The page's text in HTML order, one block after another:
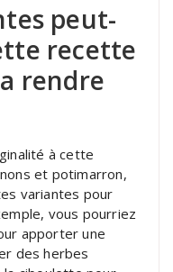
peut-
recette
rendre
à cette
et potimarron,
variantes pour
vous pourriez
apporter une
des herbes